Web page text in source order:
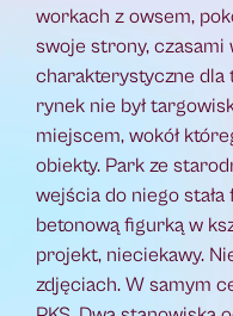
workach z owsem,
swoje strony, czasami
charakterystyczne dla
rynek nie był
miejscem, wokół
obiekty. Park ze
wejścia do niego
betonową figurką w
projekt, nieciekawy.
zdjęciach. W samym